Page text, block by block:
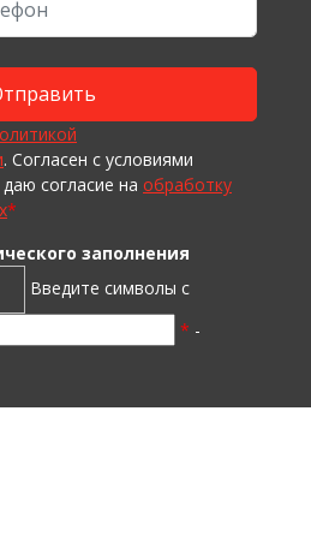
. Согласен с условиями
согласие на обработку
*
заполнения
Введите символы с
* -